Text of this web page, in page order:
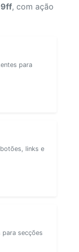
, com ação
para
links e
para secções